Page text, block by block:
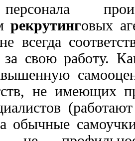
рекрутинговых
всегда
свою работу.
не имеющих
а обычные